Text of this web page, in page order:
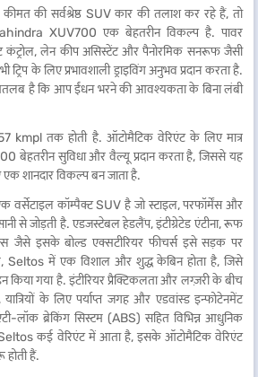
की सर्वश्रेष्ठ SUV कार की तलाश कर रहे हैं, तो
XUV700 एक बेहतरीन विकल्प है. पावर
कंट्रोल, लेन कीप असिस्टेंट और पैनोरमिक सनरूफ जैसी
के लिए प्रभावशाली ड्राइविंग अनुभव प्रदान करता है.
है कि आप ईंधन भरने की आवश्यकता के बिना लंबी
kmpl तक होती है. ऑटोमैटिक वेरिएंट के लिए मात्र
बेहतरीन सुविधा और वैल्यू प्रदान करता है, जिससे यह
शानदार विकल्प बन जाता है.
वर्सेटाइल कॉम्पैक्ट SUV है जो स्टाइल, परफॉर्मेंस और
से जोड़ती है. एडजस्टेबल हेडलैंप, इंटीग्रेटेड एंटीना, रूफ
जैसे इसके बोल्ड एक्सटीरियर फीचर्स इसे सड़क पर
Seltos में एक विशाल और शुद्ध केबिन होता है, जिसे
किया गया है. इंटीरियर प्रैक्टिकलता और लग्ज़री के बीच
के लिए पर्याप्त जगह और एडवांस्ड इन्फोटेनमेंट
लॉक ब्रेकिंग सिस्टम (ABS) सहित विभिन्न आधुनिक
Seltos कई वेरिएंट में आता है, इसके ऑटोमैटिक वेरिएंट
हैं.